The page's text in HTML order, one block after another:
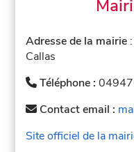
Adresse de la mairie
Callas
Téléphone :
Contact email :
Site officiel de la